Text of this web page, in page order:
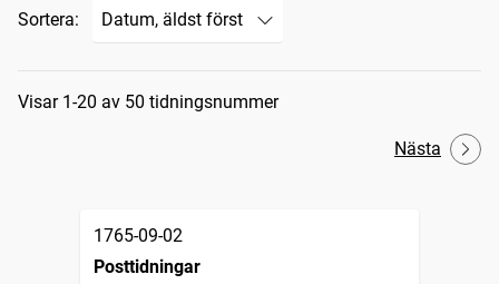
Sortera:
Sökresultat
Visar 1-20 av 50 tidningsnummer
Nästa
1765-09-02
Posttidningar